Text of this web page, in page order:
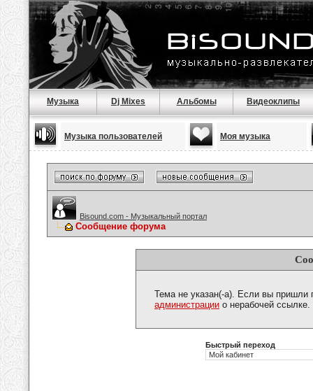
Музыка Dj Mixes Альбомы Видеоклипы
Музыка пользователей Моя музыка
Bisound.com - Музыкальный портал
Сообщение форума
Тема не указан(-а). Если вы пришли
администрации о нерабочей ссылке.
Быстрый переход